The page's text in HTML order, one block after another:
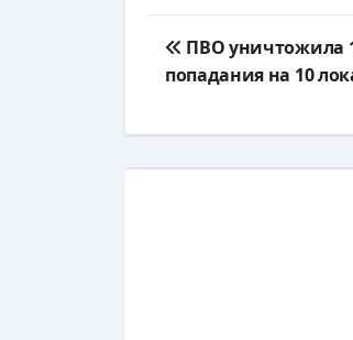
Навигация
по
ПВО уничтожила
попадания на 10